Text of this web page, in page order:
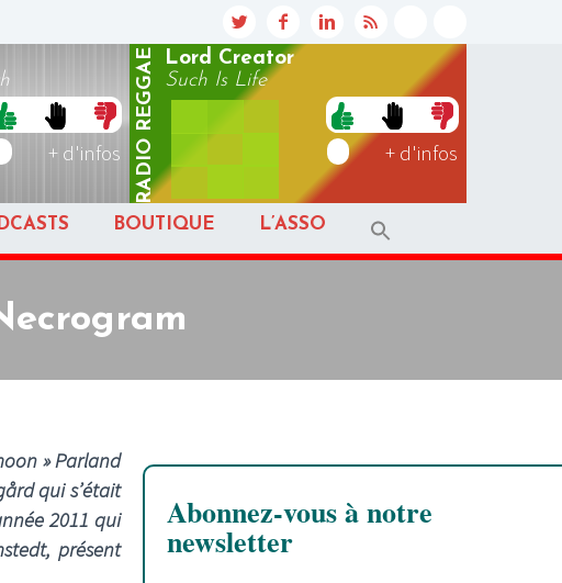
+ d'infos RADIO
REGGAE
Lord Creator
Such Is Life
+ d'infos
BOUTIQUE L’ASSO
» Parland
qui s’était
2011 qui
présent
Abonnez-vous à notre
newsletter